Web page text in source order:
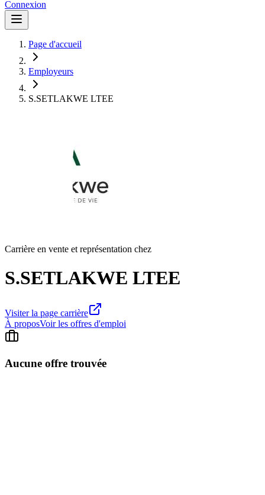
Connexion
Page d'accueil
Employeurs
S.SETLAKWE LTEE
Carrière en vente et représentation chez
S.SETLAKWE LTEE
Visiter la page carrière
À proposVoir les offres d'emploi
Aucune offre trouvée